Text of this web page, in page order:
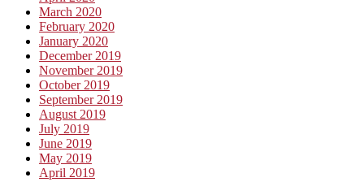
March 2020
February 2020
January 2020
December 2019
November 2019
October 2019
September 2019
August 2019
July 2019
June 2019
May 2019
April 2019